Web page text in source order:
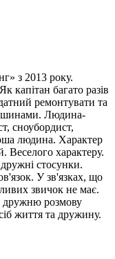
з 2013 року.
капітан багато разів
ремонтувати та
Людина-
сноубордист,
людина. Характер
Веселого характеру.
стосунки.
У зв'язках, що
звичок не має.
дружню розмову
життя та дружину.